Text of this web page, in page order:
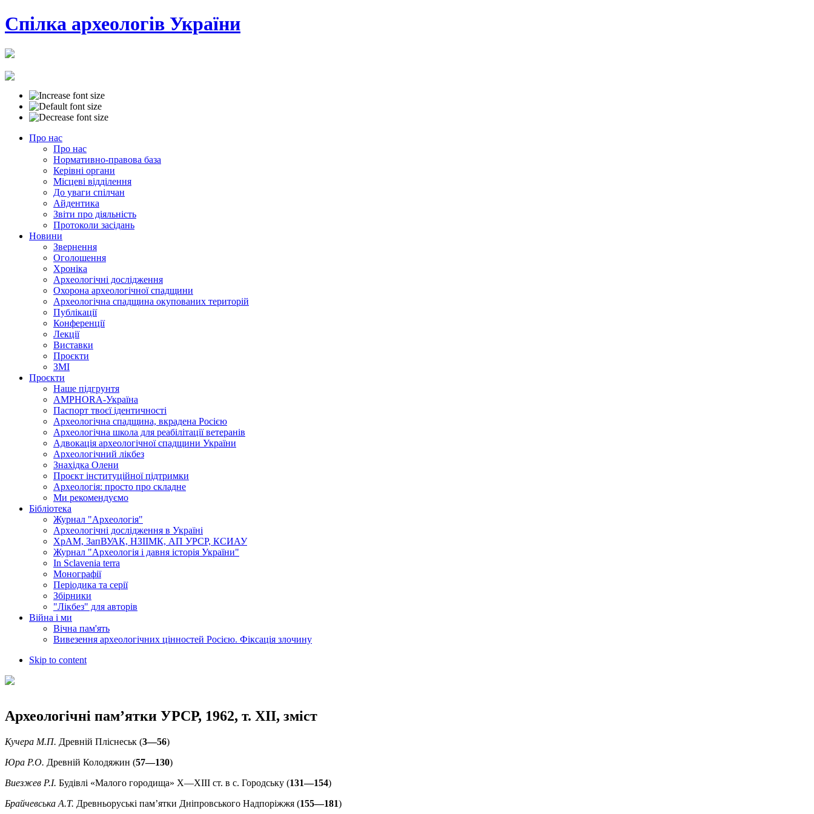
Cпілка археологів України
Про нас
Про нас
Нормативно-правова база
Керівні органи
Місцеві відділення
До уваги спілчан
Айдентика
Звіти про діяльність
Протоколи засідань
Новини
Звернення
Оголошення
Хроніка
Археологічні дослідження
Охорона археологічної спадщини
Археологічна спадщина окупованих територій
Публікації
Конференції
Лекції
Виставки
Проєкти
ЗМІ
Проєкти
Наше підгрунтя
AMPHORA-Україна
Паспорт твоєї ідентичності
Археологічна спадщина, вкрадена Росією
Археологічна школа для реабілітації ветеранів
Адвокація археологічної спадщини України
Археологічний лікбез
Знахідка Олени
Проєкт інституційної підтримки
Археологія: просто про складне
Ми рекомендуємо
Бібліотека
Журнал "Археологія"
Археологічні дослідження в Україні
ХрАМ, ЗапВУАК, НЗІІМК, АП УРСР, КСИАУ
Журнал "Археологія і давня історія України"
In Sclavenia terra
Монографії
Періодика та серії
Збірники
"Лікбез" для авторів
Війна і ми
Вічна пам'ять
Вивезення археологічних цінностей Росією. Фіксація злочину
Skip to content
Археологічні пам’ятки УРСР, 1962, т. XII, зміст
Кучера М.П. Древній Пліснеськ (3—56)
Юра Р.О. Древній Колодяжин (57—130)
Виезжев Р.І. Будівлі «Малого городища» X—XIII ст. в с. Городську (131—154)
Брайчевська А.Т. Древньоруські пам’ятки Дніпровського Надпоріжжя (155—181)